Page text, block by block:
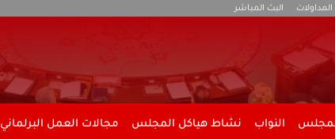
البث المباشر
النواب نشاط هياكل المجلس مجالات العمل البرلماني